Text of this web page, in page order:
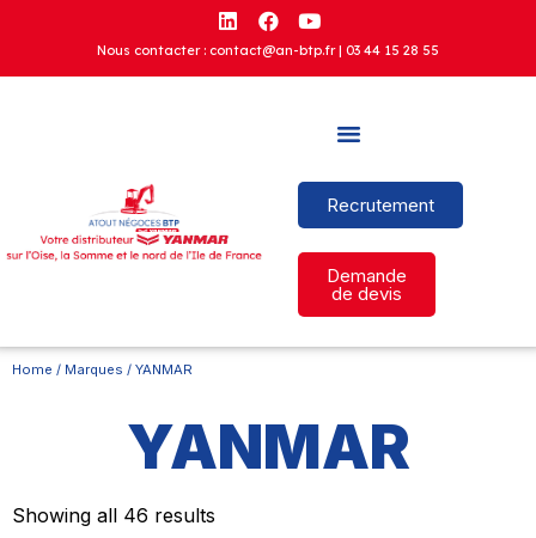
Nous contacter : contact@an-btp.fr | 03 44 15 28 55
Recrutement
Demande
de devis
Home / Marques / YANMAR
YANMAR
Showing all 46 results